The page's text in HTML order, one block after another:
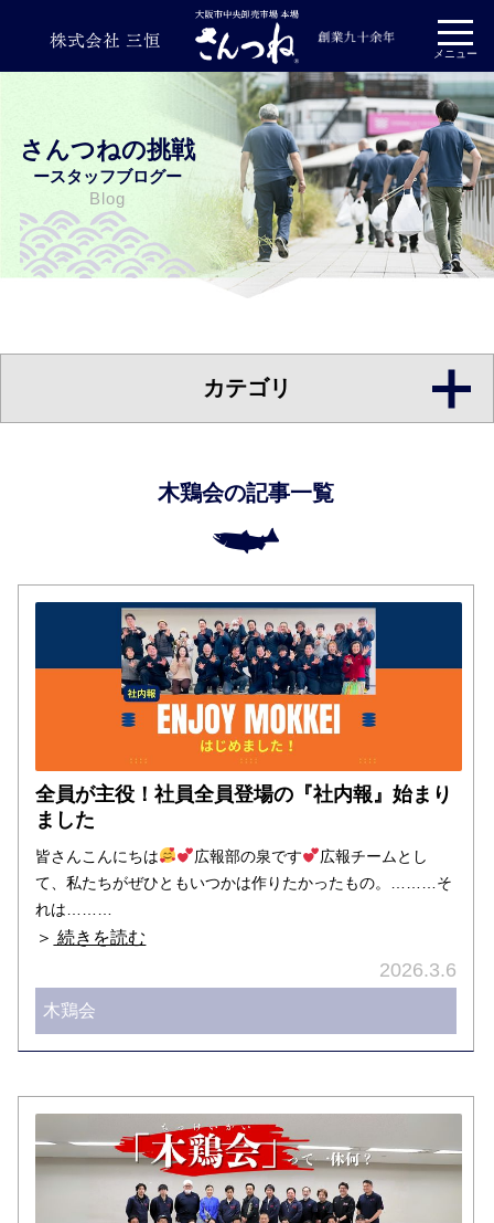
メニュー
プライバシーポリシー
さんつねの挑戦
ースタッフブログー
Blog
カテゴリ
木鶏会の記事一覧
全員が主役！社員全員登場の『社内報』始まり
ました
皆さんこんにちは 広報部の泉です
広報チームとし
て、私たちがぜひともいつかは作りたかったもの。………そ
れは………
＞ 続きを読む
2026.3.6
木鶏会